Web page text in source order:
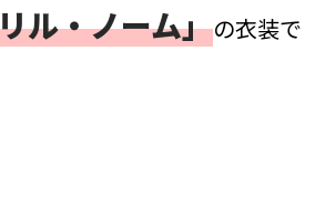
ル・ノーム」の衣装で